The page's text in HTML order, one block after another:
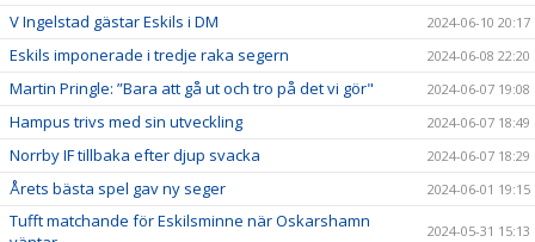
V Ingelstad gästar Eskils i DM 2024-06-10 20:17
Eskils imponerade i tredje raka segern 2024-06-08 22:20
Martin Pringle: ”Bara att gå ut och tro på det vi gör" 2024-06-07 19:08
Hampus trivs med sin utveckling 2024-06-07 18:49
Norrby IF tillbaka efter djup svacka 2024-06-07 18:29
Årets bästa spel gav ny seger 2024-06-01 19:15
Tufft matchande för Eskilsminne när Oskarshamn
2024-05-31 15:13